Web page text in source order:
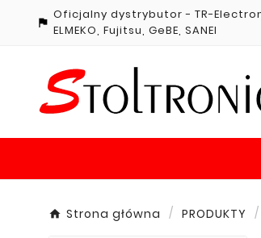

Oficjalny dystrybutor - TR-
ELMEKO, Fujitsu, GeBE, SANEI
Strona główna PRODUKTY